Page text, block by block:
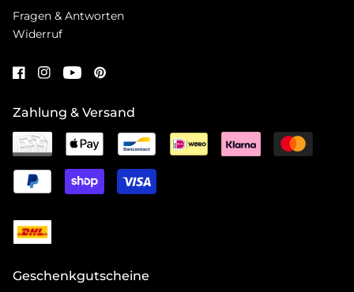
Fragen & Antworten
Widerruf
Zahlung & Versand
Geschenkgutscheine